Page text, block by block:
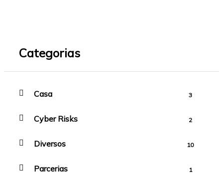
Categorias
Casa 3
Cyber Risks 2
Diversos 10
Parcerias 1